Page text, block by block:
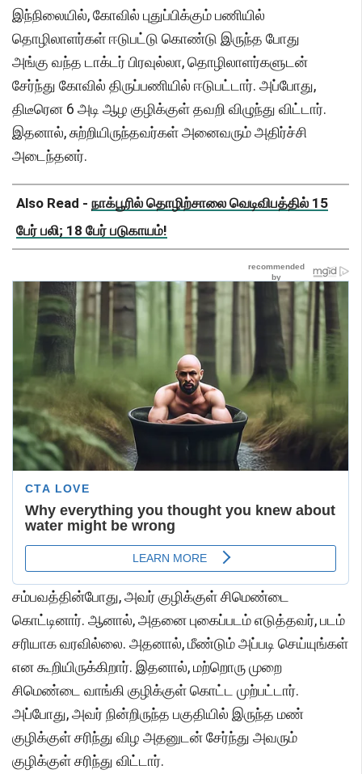
இந்நிலையில், கோவில் புதுப்பிக்கும் பணியில்
தொழிலாளர்கள் ஈடுபட்டு கொண்டு இருந்த போது
அங்கு வந்த டாக்டர் பிரவுல்லா, தொழிலாளர்களுடன்
சேர்ந்து கோவில் திருப்பணியில் ஈடுபட்டார். அப்போது,
திடீரென 6 அடி ஆழ குழிக்குள் தவறி விழுந்து விட்டார்.
இதனால், சுற்றியிருந்தவர்கள் அனைவரும் அதிர்ச்சி
அடைந்தனர்.
Also Read - நாக்பூரில் தொழிற்சாலை வெடிவிபத்தில் 15
பேர் பலி; 18 பேர் படுகாயம்!
சம்பவத்தின்போது, அவர் குழிக்குள் சிமெண்டை
கொட்டினார். ஆனால், அதனை புகைப்படம் எடுத்தவர், படம்
சரியாக வரவில்லை. அதனால், மீண்டும் அப்படி செய்யுங்கள்
என கூறியிருக்கிறார். இதனால், மற்றொரு முறை
சிமெண்டை வாங்கி குழிக்குள் கொட்ட முற்பட்டார்.
அப்போது, அவர் நின்றிருந்த பகுதியில் இருந்த மண்
குழிக்குள் சரிந்து விழ அதனுடன் சேர்ந்து அவரும்
குழிக்குள் சரிந்து விட்டார்.